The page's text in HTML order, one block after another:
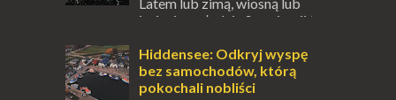
jesienią, południe Szwajcarii to
odwiedzić. Moja zimowa podróż do
Locarno gwara...
Hiddensee: Odkryj wyspę
bez samochodów, którą
pokochali nobliści